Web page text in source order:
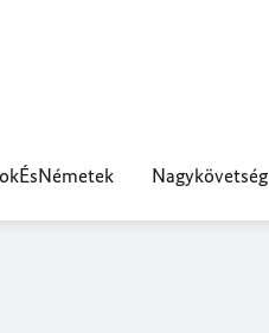
Nagykövetség